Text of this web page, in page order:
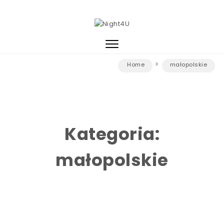
Toggle
Home
małopolskie
Kategoria:
małopolskie